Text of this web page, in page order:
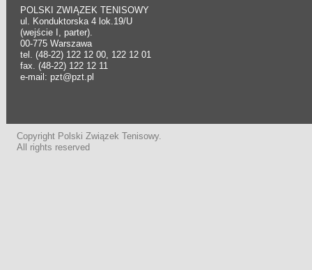
POLSKI ZWIĄZEK TENISOWY
ul. Konduktorska 4 lok.19/U
(wejście I, parter).
00-775 Warszawa
tel. (48-22) 122 12 00, 122 12 01
fax. (48-22) 122 12 11
e-mail: pzt@pzt.pl
Copyright Polski Związek Tenisowy.
All rights reserved